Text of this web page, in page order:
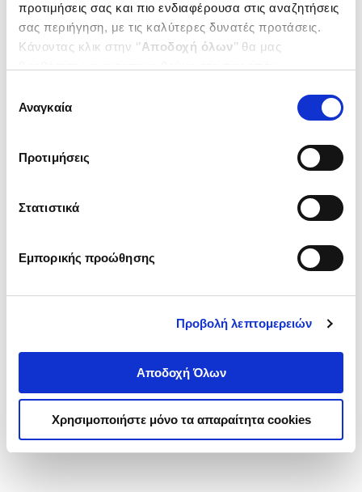
προτιμήσεις σας και πιο ενδιαφέρουσα στις αναζητήσεις
σας περιήγηση, με τις καλύτερες δυνατές προτάσεις.
Κάνοντας κλικ στην ‘’Αποδοχή όλων’’ θα μας
ενδιαφέρουν και να επιλέξετε από τα παρακάτω με την
΄΄και να ενημερωθείτε σχετικά με
συγκατάθεσης
Αναγκαία
Προτιμήσεις
Στατιστικά
Εμπορικής προώθησης
Προβολή λεπτομερειών
Αποδοχή Όλων
Χρησιμοποιήστε μόνο τα απαραίτητα cookies